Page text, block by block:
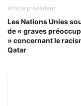
Article précédent
Les Nations Unies
de « graves
» concernant le
Qatar